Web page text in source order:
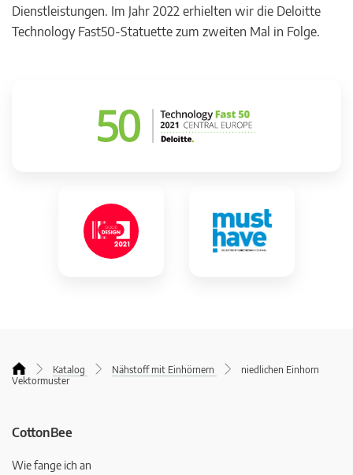
Dienstleistungen. Im Jahr 2022 erhielten wir die Deloitte
Technology Fast50-Statuette zum zweiten Mal in Folge.
Katalog Nähstoff mit Einhörnern
niedlichen Einhorn
Vektormuster
CottonBee
Wie fange ich an